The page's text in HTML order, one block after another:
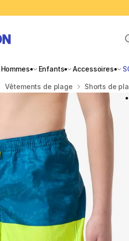
Hommes Enfants Accessoires
Vêtements de plage Shorts de